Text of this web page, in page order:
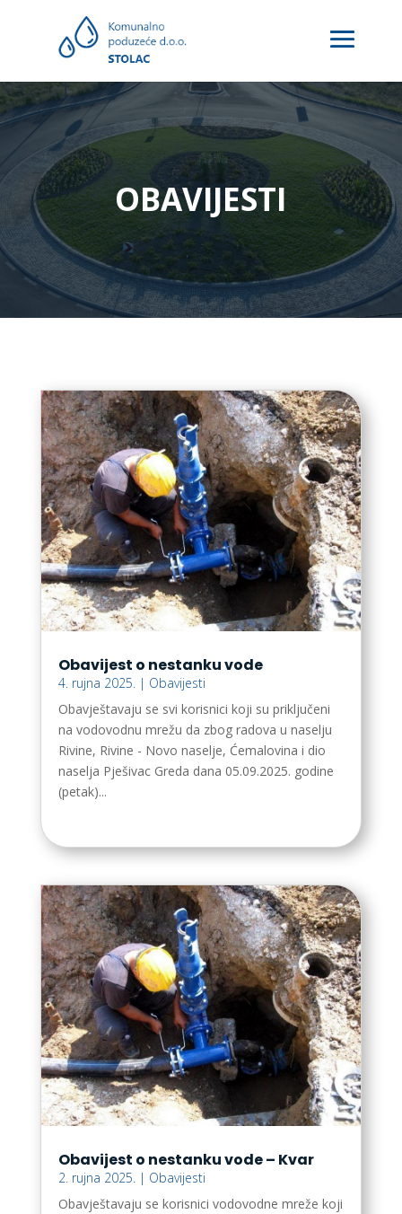
OBAVIJESTI
Obavijest o nestanku vode
4. rujna 2025.| Obavijesti
Obavještavaju se svi korisnici koji su priključeni
na vodovodnu mrežu da zbog radova u naselju
Rivine, Rivine - Novo naselje, Ćemalovina i dio
naselja Pješivac Greda dana 05.09.2025. godine
(petak)...
Obavijest o nestanku vode – Kvar
2. rujna 2025.| Obavijesti
Obavještavaju se korisnici vodovodne mreže koji